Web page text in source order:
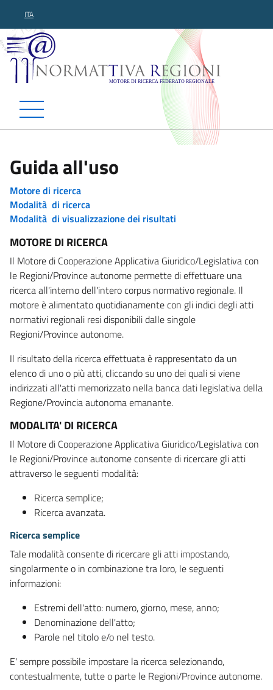
ITA
Normattiva Regioni -
Guida all'uso
Motore di ricerca
Modalità di ricerca
Modalità di visualizzazione dei risultati
MOTORE DI RICERCA
Il Motore di Cooperazione Applicativa Giuridico/Legislativa con
le Regioni/Province autonome permette di effettuare una
ricerca all'interno dell'intero corpus normativo regionale. Il
motore è alimentato quotidianamente con gli indici degli atti
normativi regionali resi disponibili dalle singole
Regioni/Province autonome.
Il risultato della ricerca effettuata è rappresentato da un
elenco di uno o più atti, cliccando su uno dei quali si viene
indirizzati all'atti memorizzato nella banca dati legislativa della
Regione/Provincia autonoma emanante.
MODALITA' DI RICERCA
Il Motore di Cooperazione Applicativa Giuridico/Legislativa con
le Regioni/Province autonome consente di ricercare gli atti
attraverso le seguenti modalità:
Ricerca semplice;
Ricerca avanzata.
Ricerca semplice
Tale modalità consente di ricercare gli atti impostando,
singolarmente o in combinazione tra loro, le seguenti
informazioni:
Estremi dell'atto: numero, giorno, mese, anno;
Denominazione dell'atto;
Parole nel titolo e/o nel testo.
E' sempre possibile impostare la ricerca selezionando,
contestualmente, tutte o parte le Regioni/Province autonome.